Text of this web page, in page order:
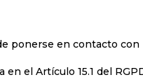
ponerse en contacto
el Artículo 15.1 del